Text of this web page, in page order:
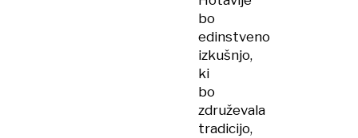
bo
edinstveno
izkušnjo,
ki
bo
združevala
tradicijo,